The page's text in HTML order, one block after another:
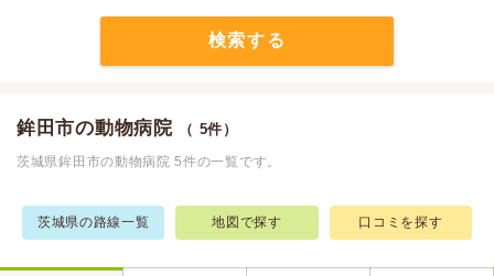
検索する
鉾田市の動物病院 （ 5件）
茨城県鉾田市の動物病院 5件の一覧です。
茨城県の路線一覧 地図で探す 口コミを探す